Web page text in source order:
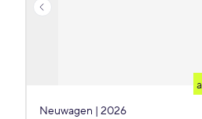
Neuwagen | 2026